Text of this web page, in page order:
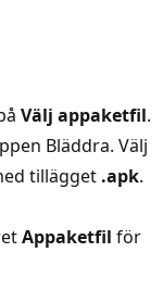
Välj appaketfil.
Bläddra. Välj
tillägget .apk.
Appaketfil för